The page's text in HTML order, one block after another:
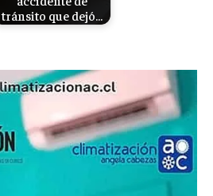
tránsito que dejó…